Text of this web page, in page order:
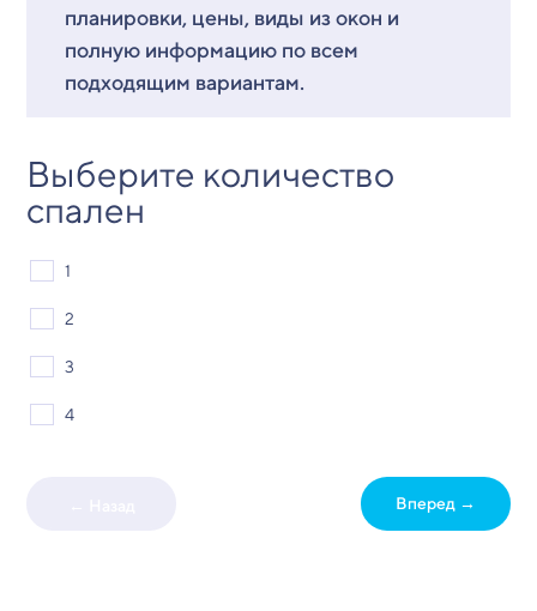
планировки, цены, виды из окон и
полную информацию по всем
подходящим вариантам.
Выберите количество
спален
1
2
3
4
Вперед →